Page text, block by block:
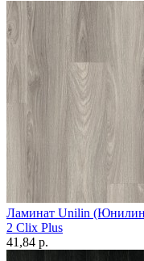
Ламинат Unilin
2 Clix Plus
41,84 p.